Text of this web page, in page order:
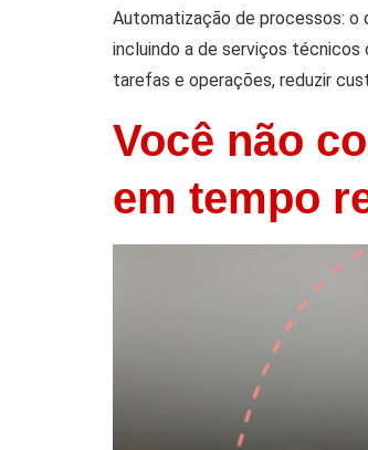
Automatização de processos: o
incluindo a de serviços técnicos
tarefas e operações, reduzir
Você não
em tempo